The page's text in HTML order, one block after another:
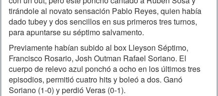
tirándole al novato sensación Pablo Reyes, quien había
dado tubey y dos sencillos en sus primeros tres turnos,
para apuntarse su séptimo salvamento.
Previamente habían subido al box Lleyson Séptimo,
Francisco Rosario, Josh Outman Rafael Soriano. El
cuerpo de relevo azul ponchó a ocho en los últimos tres
episodios, permitió cuatro hits y boleó a dos. Ganó
Soriano (1-0) y perdió Veras (0-1).